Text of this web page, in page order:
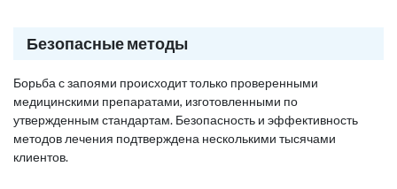
Безопасные методы
Борьба с запоями происходит только проверенными
медицинскими препаратами, изготовленными по
утвержденным стандартам. Безопасность и эффективность
методов лечения подтверждена несколькими тысячами
клиентов.